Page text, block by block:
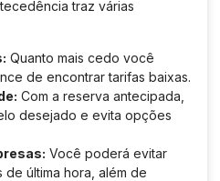
traz várias
Quanto mais cedo você
de encontrar tarifas baixas.
Com a reserva antecipada,
desejado e evita opções
Você poderá evitar
última hora, além de